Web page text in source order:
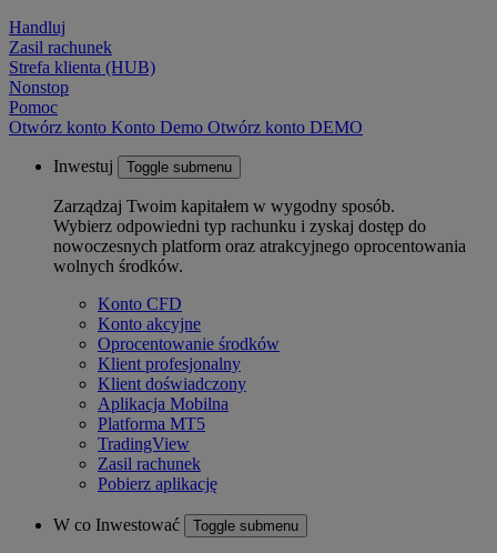
Handluj
Zasil rachunek
Strefa klienta (HUB)
Nonstop
Pomoc
Otwórz konto Konto Demo Otwórz konto DEMO
Inwestuj Toggle submenu
Zarządzaj Twoim kapitałem w wygodny sposób.
Wybierz odpowiedni typ rachunku i zyskaj dostęp do
nowoczesnych platform oraz atrakcyjnego oprocentowania
wolnych środków.
Konto CFD
Konto akcyjne
Oprocentowanie środków
Klient profesjonalny
Klient doświadczony
Aplikacja Mobilna
Platforma MT5
TradingView
Zasil rachunek
Pobierz aplikację
W co Inwestować Toggle submenu